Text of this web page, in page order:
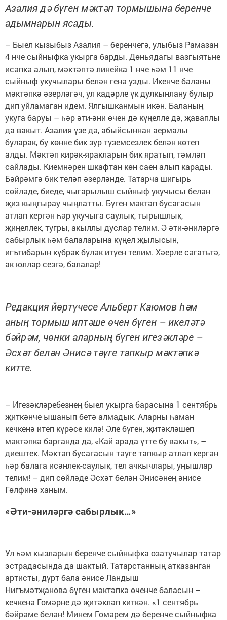
Азалия дә бүген мәктәп тормышына беренче
адымнарын ясады.
– Быел кызыбыз Азалия – беренчегә, улыбыз Рамазан
4 нче сыйныфка укырга барды. Дөньядагы вазгыятьне
исәпкә алып, мәктәптә линейка 1 нче һәм 11 нче
сыйныф укучылары белән генә узды. Икенче баланы
мәктәпкә әзерләгәч, ул кадәрле үк дулкынлану булыр
дип уйламаган идем. Ялгышканмын икән. Баланың
укуга баруы – һәр әти-әни өчен дә күңелле дә, җаваплы
да вакыт. Азалия үзе дә, абыйсыннан аермалы
буларак, бу көнне бик зур түземсезлек белән көтеп
алды. Мәктәп кирәк-яракларын бик яратып, тәмләп
сайлады. Киемнәрен шкафтан көн саен алып карады.
Бәйрәмгә бик теләп әзерләнде. Татарча шигырь
сөйләде, биеде, чыгарылыш сыйныф укучысы белән
җиз кыңгырау чыңлатты. Бүген мәктәп бусагасын
атлап кергән һәр укучыга саулык, тырышлык,
җиңеллек, тугры, акыллы дуслар телим. Ә әти-әниләргә
сабырлык һәм балаларына күңел җылысын,
игътибарын күбрәк бүләк итүен телим. Хәерле сәгатьтә,
ак юллар сезгә, балалар!
Редакция йөртүчесе Альберт Каюмов һәм
аның тормыш иптәше өчен бүген – икеләтә
бәйрәм, чөнки аларның бүген игезәкләре –
Әсхәт белән Әнисә тәүге тапкыр мәктәпкә
китте.
– Игезәкләребезнең быел укырга барасына 1 сентябрь
җиткәнче ышанып бетә алмадык. Аларны һаман
кечкенә итеп күрәсе килә! Әле бүген, җитәкләшеп
мәктәпкә барганда да, «Кай арада үтте бу вакыт», –
диештек. Мәктәп бусагасын тәүге тапкыр атлап кергән
һәр балага исәнлек-саулык, тел ачкычлары, уңышлар
телим! – дип сөйләде Әсхәт белән Әнисәнең әнисе
Гөлфинә ханым.
«Әти-әниләргә сабырлык…»
Ул һәм кызларын беренче сыйныфка озатучылар татар
эстрадасында да шактый. Татарстанның атказанган
артисты, дүрт бала әнисе Ландыш
Нигъмәтҗанова бүген мәктәпкә өченче баласын –
кечкенә Гомәрне дә җитәкләп киткән. «1 сентябрь
бәйрәме белән! Минем Гомәрем дә беренче сыйныфка